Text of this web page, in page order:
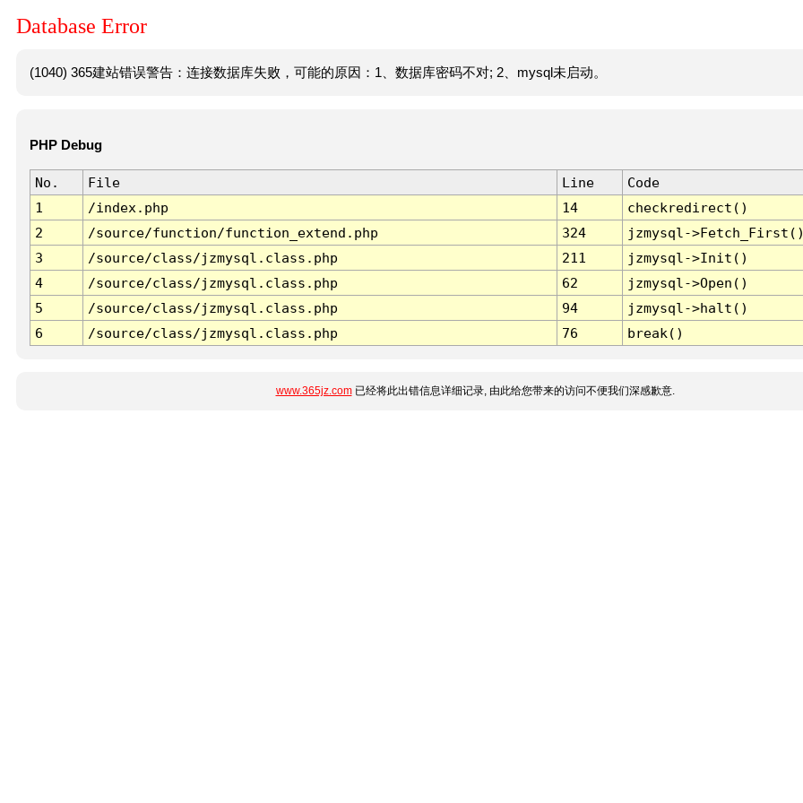
Database Error
(1040) 365建站错误警告：连接数据库失败，可能的原因：1、数据库密码不对; 2、mysql未启动。
PHP Debug
No. File Line
Code
1
/index.php 14
checkredirect()
2
/source/function/function_extend.php 324
jzmysql-
3
/source/class/jzmysql.class.php 211
jzmysql->Init()
4
/source/class/jzmysql.class.php 62
jzmysql->Open()
5
/source/class/jzmysql.class.php 94
jzmysql->halt()
6
/source/class/jzmysql.class.php 76 break()
www.365jz.com已经将此出错信息详细记录, 由此给您带来的访问不便我们深感歉意.